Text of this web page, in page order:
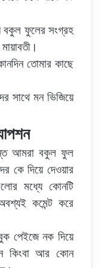
বকুল ফুলের সংগ্রহ
তোমার কাছে
সাথে মন ভিজিয়ে
আমরা বকুল ফুল
কে দিয়ে দেওয়ার
মধ্যে কোনটি
কমেন্ট করে
পেইজে নক দিয়ে
কিংবা আর কোন